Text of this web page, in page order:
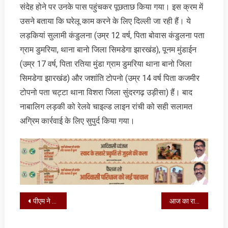
संदेह होने पर उनके पास पहुंचकर पूछताछ किया गया। इस क्रम में
उसने बताया कि घरेलू काम करने के लिए दिल्ली जा रही हैं। ये
लड़कियां सुलामी कंडुलना (उम्र 12 वर्ष, पिता बोवास कंडुलना पता
ग्राम डुमरिया, थाना बानो जिला सिमडेगा झारखंड), पूनम मुंडाईन
(उम्र 17 वर्ष, पिता रतिया मुंडा ग्राम डुमरिया थाना बानो जिला
सिमडेगा झारखंड) और जशांति टोपनो (उम्र 14 वर्ष पिता कजमीर
टोपनो पता चट्टा थाना विशरा जिला सुंदरगढ़ उड़ीसा) हैं। बाद
नाबालिग लड़की को रेलवे चाइल्ड लाइन रांची को सही सलामत
अग्रिम कार्रवाई के लिए सुपुर्द किया गया।
Post
पीएम ने झारखंड के इस स्‍कूल की तारीफ की, कई खासियत है इसकी आज का राशिफल, जाने कैसा होगा आपका दिन